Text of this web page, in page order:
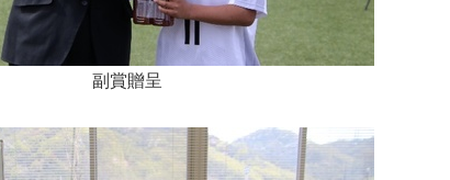
副賞贈呈